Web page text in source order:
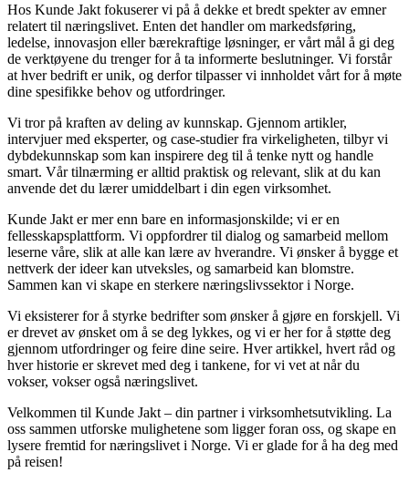
Hos Kunde Jakt fokuserer vi på å dekke et bredt spekter av emner
relatert til næringslivet. Enten det handler om markedsføring,
ledelse, innovasjon eller bærekraftige løsninger, er vårt mål å gi deg
de verktøyene du trenger for å ta informerte beslutninger. Vi forstår
at hver bedrift er unik, og derfor tilpasser vi innholdet vårt for å møte
dine spesifikke behov og utfordringer.
Vi tror på kraften av deling av kunnskap. Gjennom artikler,
intervjuer med eksperter, og case-studier fra virkeligheten, tilbyr vi
dybdekunnskap som kan inspirere deg til å tenke nytt og handle
smart. Vår tilnærming er alltid praktisk og relevant, slik at du kan
anvende det du lærer umiddelbart i din egen virksomhet.
Kunde Jakt er mer enn bare en informasjonskilde; vi er en
fellesskapsplattform. Vi oppfordrer til dialog og samarbeid mellom
leserne våre, slik at alle kan lære av hverandre. Vi ønsker å bygge et
nettverk der ideer kan utveksles, og samarbeid kan blomstre.
Sammen kan vi skape en sterkere næringslivssektor i Norge.
Vi eksisterer for å styrke bedrifter som ønsker å gjøre en forskjell. Vi
er drevet av ønsket om å se deg lykkes, og vi er her for å støtte deg
gjennom utfordringer og feire dine seire. Hver artikkel, hvert råd og
hver historie er skrevet med deg i tankene, for vi vet at når du
vokser, vokser også næringslivet.
Velkommen til Kunde Jakt – din partner i virksomhetsutvikling. La
oss sammen utforske mulighetene som ligger foran oss, og skape en
lysere fremtid for næringslivet i Norge. Vi er glade for å ha deg med
på reisen!